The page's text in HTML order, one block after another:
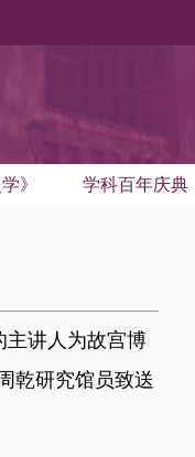
》 学科百年庆典
讲人为故宫博
乾研究馆员致送